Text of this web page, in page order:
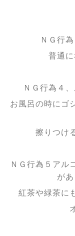
ＮＧ行
普通に
ＮＧ行為４
お風呂の時にゴ
擦りつけ
ＮＧ行為５アル
が
紅茶や緑茶に